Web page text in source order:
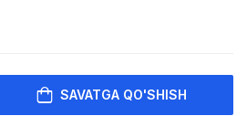
SAVATGA QO'SHISH